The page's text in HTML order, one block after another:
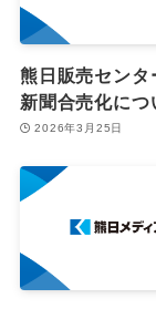
熊日販売センタ
新聞合売化につ
2026年3月25日